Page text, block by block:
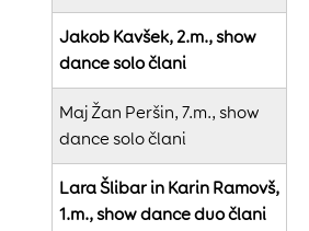
Jakob Kavšek, 2.m., show
dance solo člani
Maj Žan Peršin, 7.m., show
dance solo člani
Lara Šlibar in Karin Ramovš,
1.m., show dance duo člani